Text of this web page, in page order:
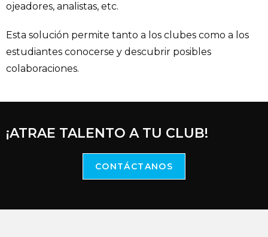
ojeadores, analistas, etc.
Esta solución permite tanto a los clubes como a los
estudiantes conocerse y descubrir posibles
colaboraciones.
¡ATRAE TALENTO A TU CLUB!
CONTÁCTANOS